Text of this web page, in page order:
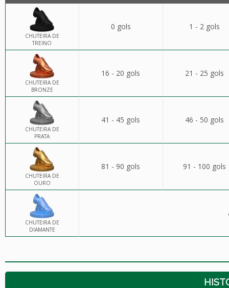
CHUTEIRA DE
TREINO
0 gols 1 - 2 gols
CHUTEIRA DE
BRONZE
16 - 20 gols 21 - 25 gols
CHUTEIRA DE
PRATA
41 - 45 gols 46 - 50 gols
CHUTEIRA DE
OURO
81 - 90 gols 91 - 100 gols
CHUTEIRA DE
DIAMANTE